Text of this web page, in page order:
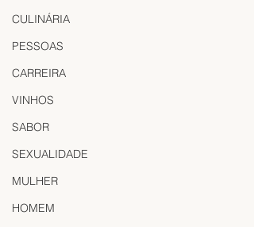
CULINÁRIA
PESSOAS
CARREIRA
VINHOS
SABOR
SEXUALIDADE
MULHER
HOMEM